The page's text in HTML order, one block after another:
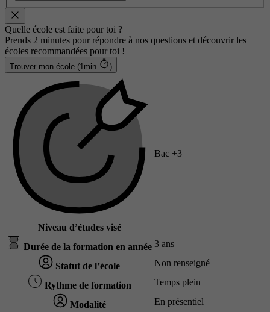
Quelle école est faite pour toi ?
Prends 2 minutes pour répondre à nos questions et découvrir les
écoles recommandées pour toi !
Trouver mon école (1min )
Niveau d’études visé
Bac +3
Durée de la formation en année 3 ans
Statut de l’école Non renseigné
Rythme de formation Temps plein
Modalité En présentiel